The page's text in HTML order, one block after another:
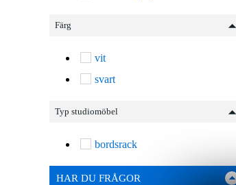
Färg
vit
svart
Typ studiomöbel
bordsrack
HAR DU FRÅGOR